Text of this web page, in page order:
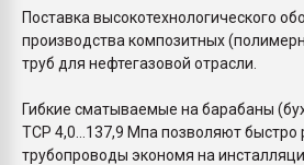
Поставка высокотехнологического
производства композитных
труб для нефтегазовой отрасли.
Гибкие сматываемые на барабаны
TCP 4,0…137,9 Мпа позволяют быстро
трубопроводы экономя на